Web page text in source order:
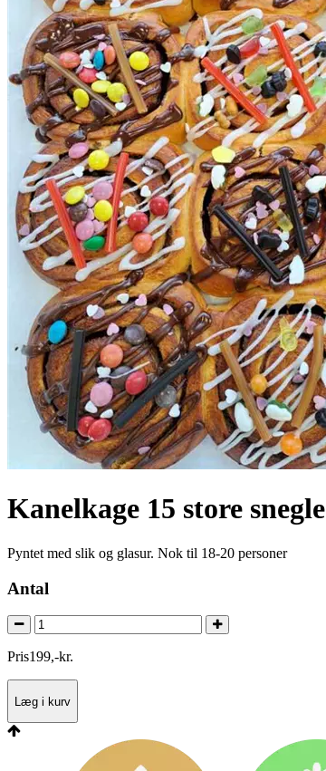
Kanelkage 15 store snegle
Pyntet med slik og glasur. Nok til 18-20 personer
Antal
Pris199,-kr.
Læg i kurv